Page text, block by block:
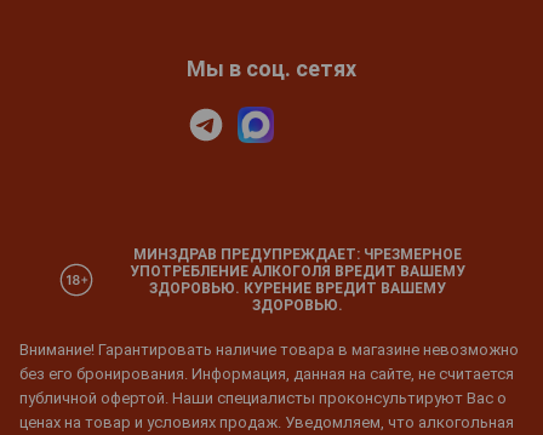
Мы в соц. сетях
МИНЗДРАВ ПРЕДУПРЕЖДАЕТ: ЧРЕЗМЕРНОЕ
УПОТРЕБЛЕНИЕ АЛКОГОЛЯ ВРЕДИТ ВАШЕМУ
ЗДОРОВЬЮ. КУРЕНИЕ ВРЕДИТ ВАШЕМУ
ЗДОРОВЬЮ.
Внимание! Гарантировать наличие товара в магазине невозможно
без его бронирования. Информация, данная на сайте, не считается
публичной офертой. Наши специалисты проконсультируют Вас о
ценах на товар и условиях продаж. Уведомляем, что алкогольная